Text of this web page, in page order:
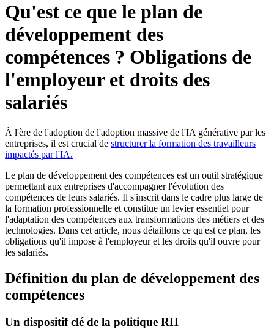
Qu'est ce que le plan de
développement des
compétences ? Obligations de
l'employeur et droits des
salariés
À l'ère de l'adoption de l'adoption massive de l'IA générative par les
entreprises, il est crucial de structurer la formation des travailleurs
impactés par l'IA.
Le plan de développement des compétences est un outil stratégique
permettant aux entreprises d'accompagner l'évolution des
compétences de leurs salariés. Il s'inscrit dans le cadre plus large de
la formation professionnelle et constitue un levier essentiel pour
l'adaptation des compétences aux transformations des métiers et des
technologies. Dans cet article, nous détaillons ce qu'est ce plan, les
obligations qu'il impose à l'employeur et les droits qu'il ouvre pour
les salariés.
Définition du plan de développement des
compétences
Un dispositif clé de la politique RH